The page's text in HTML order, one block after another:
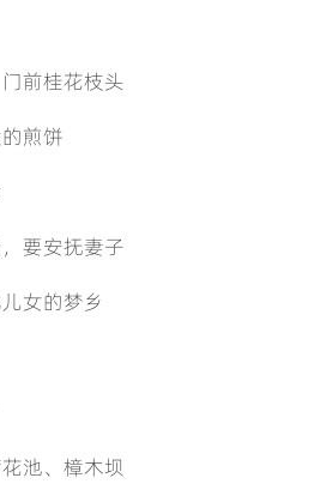
前桂花枝头
煎饼
要安抚妻子
女的梦乡
池、樟木坝